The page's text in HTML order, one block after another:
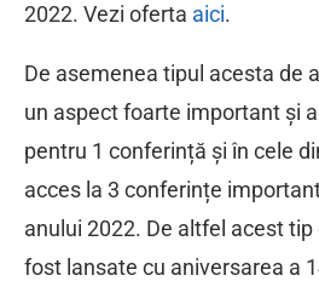
2022. Vezi oferta aici.
De asemenea tipul acesta de
un aspect foarte important și
pentru 1 conferință și în cele
acces la 3 conferințe
anului 2022. De altfel acest
fost lansate cu aniversarea a